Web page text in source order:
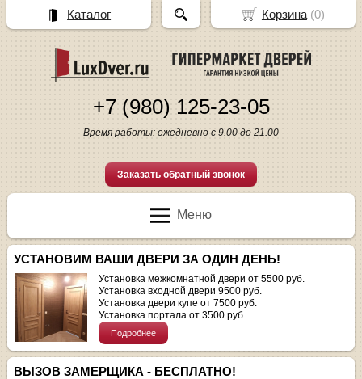
+7 (980) 125-23-05
Время работы: ежедневно с 9.00 до 21.00
Заказать обратный звонок
Меню
УСТАНОВИМ ВАШИ ДВЕРИ ЗА ОДИН ДЕНЬ!
Установка межкомнатной двери от 5500 руб.
Установка входной двери 9500 руб.
Установка двери купе от 7500 руб.
Установка портала от 3500 руб.
Подробнее
ВЫЗОВ ЗАМЕРЩИКА - БЕСПЛАТНО!
Корзина(0)
Каталог